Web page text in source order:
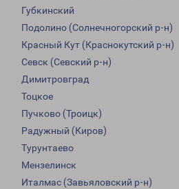
Губкинский
Подолино (Солнечногорский р-н)
Красный Кут (Краснокутский р-н)
Севск (Севский р-н)
Димитровград
Тоцкое
Пучково (Троицк)
Радужный (Киров)
Турунтаево
Мензелинск
Италмас (Завьяловский р-н)